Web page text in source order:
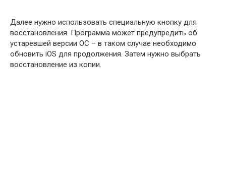
Далее нужно использовать специальную кнопку для
восстановления. Программа может предупредить об
устаревшей версии ОС – в таком случае необходимо
обновить iOS для продолжения. Затем нужно выбрать
восстановление из копии.